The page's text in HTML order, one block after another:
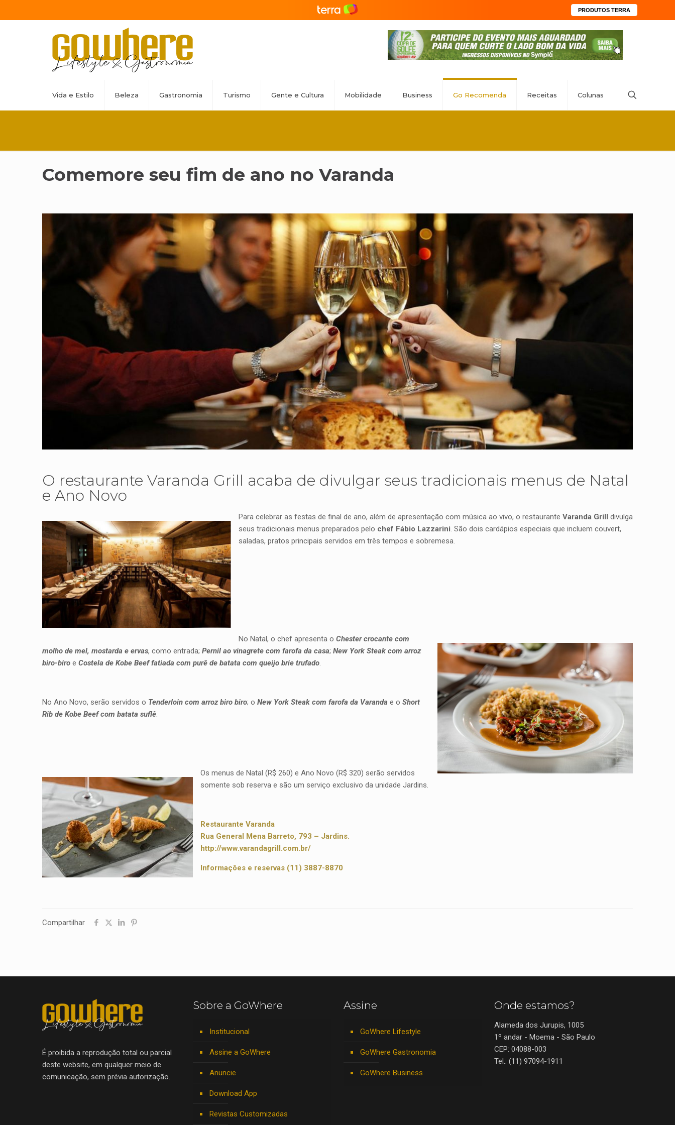
PRODUTOS TERRA
Vida e Estilo Beleza Gastronomia Turismo Gente e Cultura Mobilidade Business Go Recomenda Receitas Colunas
Comemore seu fim de ano no Varanda
O restaurante Varanda Grill acaba de divulgar seus tradicionais menus de Natal
e Ano Novo
Para celebrar as festas de final de ano, além de apresentação com música ao vivo, o restaurante Varanda Grill
divulga
seus tradicionais menus preparados pelo chef Fábio Lazzarini. São dois cardápios especiais que incluem couvert,
saladas, pratos principais servidos em três tempos e sobremesa.
No Natal, o chef apresenta o Chester crocante com
molho de mel, mostarda e ervas, como entrada; Pernil ao vinagrete com farofa da casa; New York Steak com arroz
biro-biro e Costela de Kobe Beef fatiada com purê de batata com queijo brie trufado.
No Ano Novo, serão servidos o Tenderloin com arroz biro biro; o New York Steak com farofa da Varanda e o Short
Rib de Kobe Beef com batata suflê.
Os menus de Natal (R$ 260) e Ano Novo (R$ 320) serão servidos
somente sob reserva e são um serviço exclusivo da unidade Jardins.
Restaurante Varanda
Rua General Mena Barreto, 793 – Jardins.
http://www.varandagrill.com.br/
Informações e reservas (11) 3887-8870
Compartilhar
É proibida a reprodução total ou parcial
deste website, em qualquer meio de
comunicação, sem prévia autorização.
Sobre a GoWhere
Institucional
Assine a GoWhere
Anuncie
Download App
Revistas Customizadas
Assine
GoWhere Lifestyle
GoWhere Gastronomia
GoWhere Business
Onde estamos?
Alameda dos Jurupis, 1005
1º andar - Moema - São Paulo
CEP: 04088-003
Tel.: (11) 97094-1911